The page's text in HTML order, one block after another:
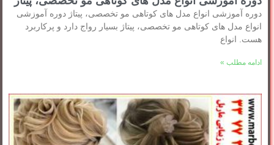
دوره آموزشی انواع مدل های کوتاهی مو تخصصی، پیتاژ دوره آموزشی
انواع مدل های کوتاهی مو تخصصی، پیتاژ بسیار رواج دارد و پرکاربرد
هست. انواع
ادامه مطلب »